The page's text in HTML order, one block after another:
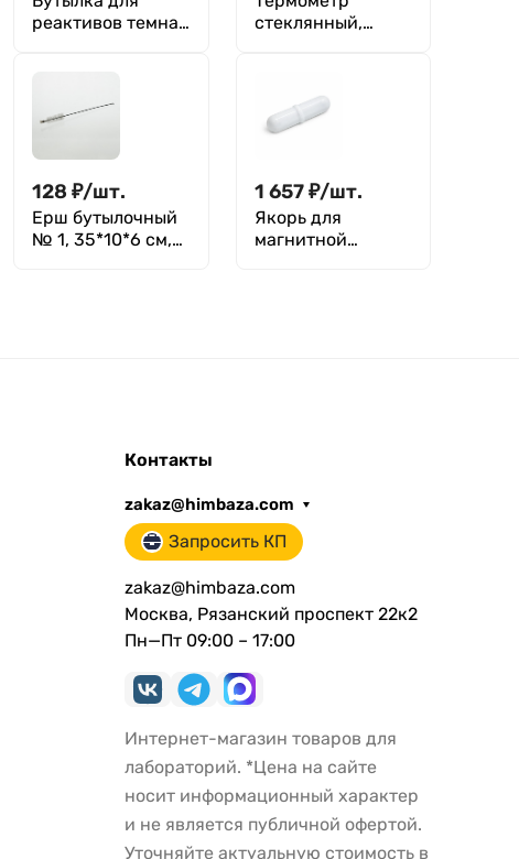
реактивов темная
500
стеклянный,
128 ₽/шт.
Ерш бутылочный
№ 1, 35*10*6 см,
1 657₽/шт.
Якорь для
магнитной
Контакты
zakaz@himbaza.com
Запросить КП
zakaz@himbaza.com
Москва, Рязанский проспект 22к2
Пн—Пт 09:00 – 17:00
Интернет-магазин товаров для
лабораторий. *Цена на сайте
носит информационный характер
и не является публичной офертой.
Уточняйте актуальную стоимость в